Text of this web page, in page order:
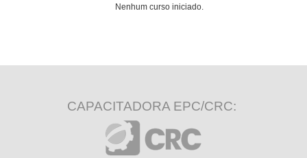
Nenhum curso iniciado.
CAPACITADORA EPC/CRC: